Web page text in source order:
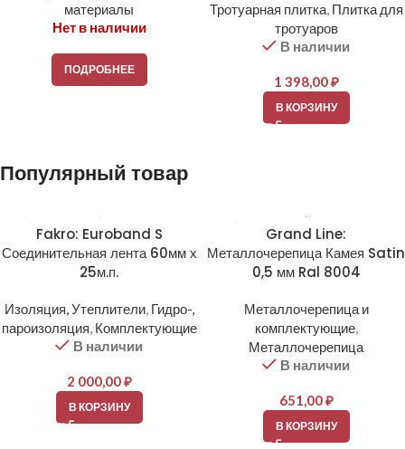
материалы
Нет в наличии
ПОДРОБНЕЕ
Тротуарная плитка, Плитка для
тротуаров
В наличии
1 398,00₽
В КОРЗИНУ
Популярный товар
Fakro: Euroband S
Соединительная лента 60мм х
25м.п.
Изоляция, Утеплители, Гидро-,
пароизоляция, Комплектующие
В наличии
2 000,00₽
В КОРЗИНУ
Grand Line:
Металлочерепица Камея Satin
0,5 мм Ral 8004
Металлочерепица и
комплектующие,
Металлочерепица
В наличии
651,00₽
В КОРЗИНУ